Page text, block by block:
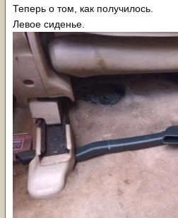
Теперь о том, как получилось.
Левое сиденье.